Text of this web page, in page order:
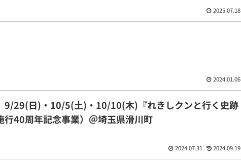
2025.07.18
2024.01.06
9/29(日)・10/5(土)・10/10(木)『れきしクンと行く史跡
行40周年記念事業）＠埼玉県滑川町
2024.07.31 2024.09.19